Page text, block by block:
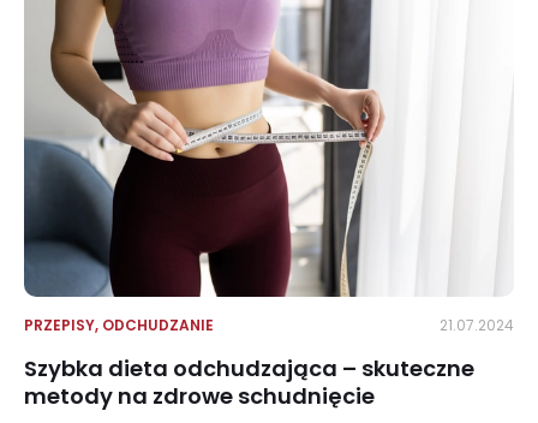
PRZEPISY, ODCHUDZANIE 21.07.2024
Szybka dieta odchudzająca – skuteczne
metody na zdrowe schudnięcie